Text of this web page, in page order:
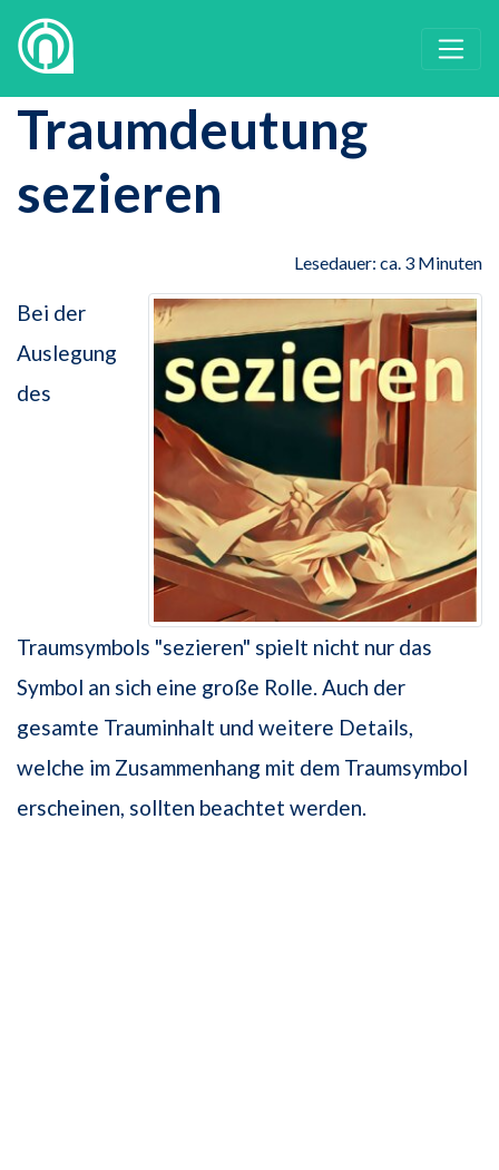
Traumdeutung
sezieren
Lesedauer: ca. 3 Minuten
Bei der
Auslegung
des
Traumsymbols "sezieren" spielt nicht nur das
Symbol an sich eine große Rolle. Auch der
gesamte Trauminhalt und weitere Details,
welche im Zusammenhang mit dem Traumsymbol
erscheinen, sollten beachtet werden.